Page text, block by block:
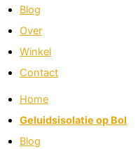
Blog
Over
Winkel
Contact
Home
Geluidsisolatie op Bol
Blog